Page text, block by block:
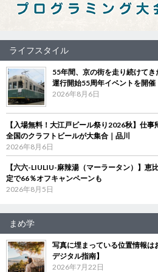
ライフスタイル
55年間、京の街を走り続けて
運行開始55周年イベントを開催
2026年8月6日
【入場無料！大江戸ビール祭り2026秋】仕事
全国のクラフトビールが大集合｜品川
2026年8月6日
【六六-LIULIU-麻辣湯（マーラータン）】恵
定で66％オフキャンペーンも
2026年8月5日
まめ学
写真に埋まっている位置情報
デジタル指南】
2026年7月22日